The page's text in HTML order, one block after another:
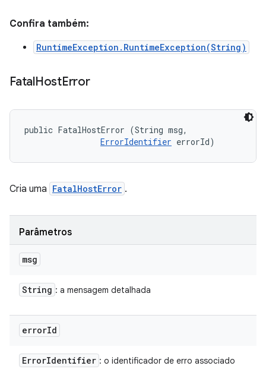
Confira também:
RuntimeException.RuntimeException(String)
FatalHostError
public FatalHostError (String msg,
ErrorIdentifier errorId)
Cria uma FatalHostError .
Parâmetros
msg
String : a mensagem detalhada
errorId
ErrorIdentifier : o identificador de erro associado